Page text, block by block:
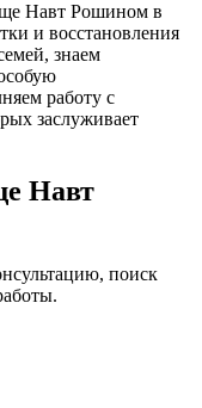
Навт Рошином в
и восстановления
знаем
работу с
заслуживает
Навт
поиск